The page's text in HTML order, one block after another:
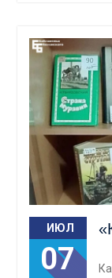
ИЮЛ
07